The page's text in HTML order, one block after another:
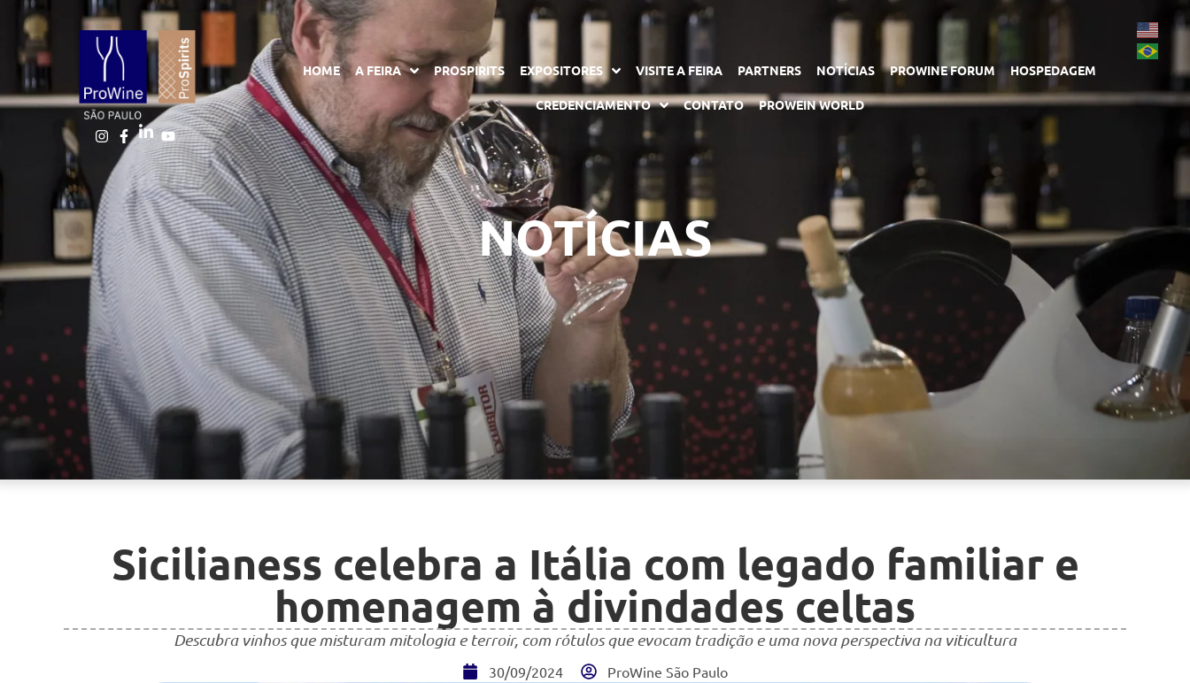
HOME A FEIRA PROSPIRITS EXPOSITORES VISITE A FEIRA PARTNERS NOTÍCIAS PROWINE FORUM HOSPEDAGEM
CREDENCIAMENTO CONTATO PROWEIN WORLD
NOTÍCIAS
Sicilianess celebra a Itália com legado familiar e
homenagem à divindades celtas
Descubra vinhos que misturam mitologia e terroir, com rótulos que evocam tradição e uma nova perspectiva na viticultura
30/09/2024 ProWine São Paulo